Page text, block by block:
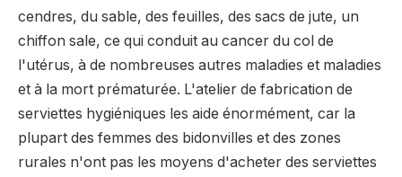
cendres, du sable, des feuilles, des sacs de jute, un
chiffon sale, ce qui conduit au cancer du col de
l'utérus, à de nombreuses autres maladies et maladies
et à la mort prématurée. L'atelier de fabrication de
serviettes hygiéniques les aide énormément, car la
plupart des femmes des bidonvilles et des zones
rurales n'ont pas les moyens d'acheter des serviettes